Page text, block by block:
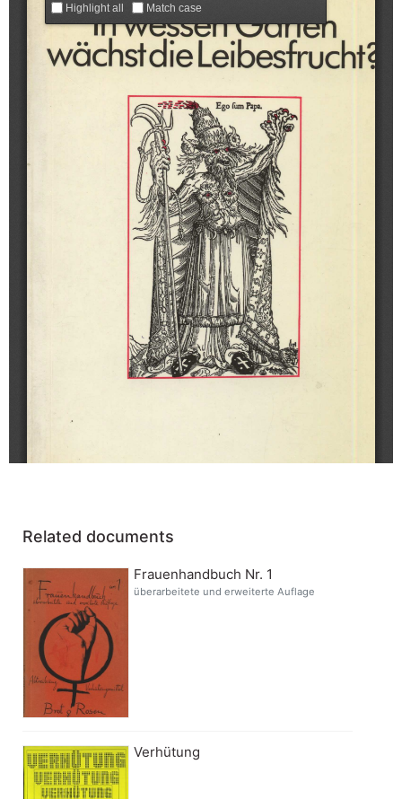
Related documents
Frauenhandbuch Nr. 1
überarbeitete und erweiterte Auflage
Verhütung